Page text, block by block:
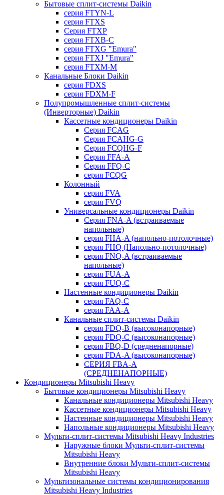
Бытовые сплит-системы Daikin
серия FTYN-L
серия FTXS
Серия FTXP
серия FTXB-C
серия FTXG "Emura"
серия FTXJ "Emura"
серия FTXM-M
Канальные Блоки Daikin
серия FDXS
серия FDXM-F
Полупромышленные сплит-системы
(Инверторные) Daikin
Кассетные кондиционеры Daikin
Серия FCAG
Серия FCAHG-G
Серия FCQHG-F
Серия FFA-A
Серия FFQ-C
серия FCQG
Колонный
серия FVA
серия FVQ
Универсальные кондиционеры Daikin
Серия FNA-A (встраиваемые
напольные)
серия FHA-A (напольно-потолочные)
серия FHQ (Напольно-потолочные)
серия FNQ-A (встраиваемые
напольные)
серия FUA-A
серия FUQ-C
Настенные кондиционеры Daikin
серия FAQ-C
серия FAA-A
Канальные сплит-системы Daikin
серия FDQ-B (высоконапорные)
серия FDQ-C (высоконапорные)
серия FBQ-D (средненапорные)
серия FDA-A (высоконапорные)
СЕРИЯ FBA-A
(СРЕДНЕНАПОРНЫЕ)
Кондиционеры Mitsubishi Heavy
Бытовые кондиционеры Mitsubishi Heavy
Канальные кондиционеры Mitsubishi Heavy
Кассетные кондиционеры Mitsubishi Heavy
Настенные кондиционеры Mitsubishi Heavy
Напольные кондиционеры Mitsubishi Heavy
Мульти-сплит-системы Mitsubishi Heavy Industries
Наружные блоки Мульти-сплит-системы
Mitsubishi Heavy
Внутренние блоки Мульти-сплит-системы
Mitsubishi Heavy
Мультизональные системы кондиционирования
Mitsubishi Heavy Industries